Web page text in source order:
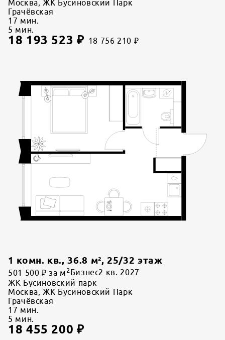
Москва, ЖК Бусиновский Парк
Грачёвская
17 мин.
5 мин.
18 193 523 ₽ 18 756 210 ₽
1 комн. кв., 36.8 м²,25/32 этаж
501 500 ₽ за м 2 Бизнес2 кв. 2027
ЖК Бусиновский парк
Москва, ЖК Бусиновский Парк
Грачёвская
17 мин.
5 мин.
18 455 200 ₽